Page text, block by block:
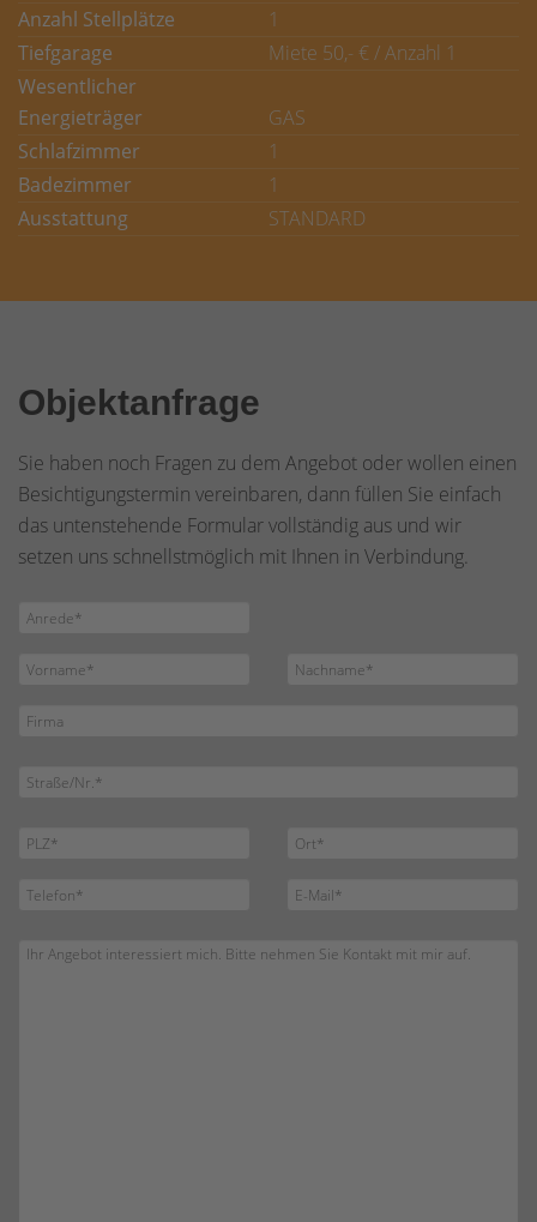
Anzahl Stellplätze
1
Tiefgarage
Miete 50,- € / Anzahl 1
Wesentlicher
Energieträger
GAS
Schlafzimmer
1
Badezimmer
1
Ausstattung
STANDARD
Objektanfrage
Sie haben noch Fragen zu dem Angebot oder wollen einen
Besichtigungstermin vereinbaren, dann füllen Sie einfach
das untenstehende Formular vollständig aus und wir
setzen uns schnellstmöglich mit Ihnen in Verbindung.